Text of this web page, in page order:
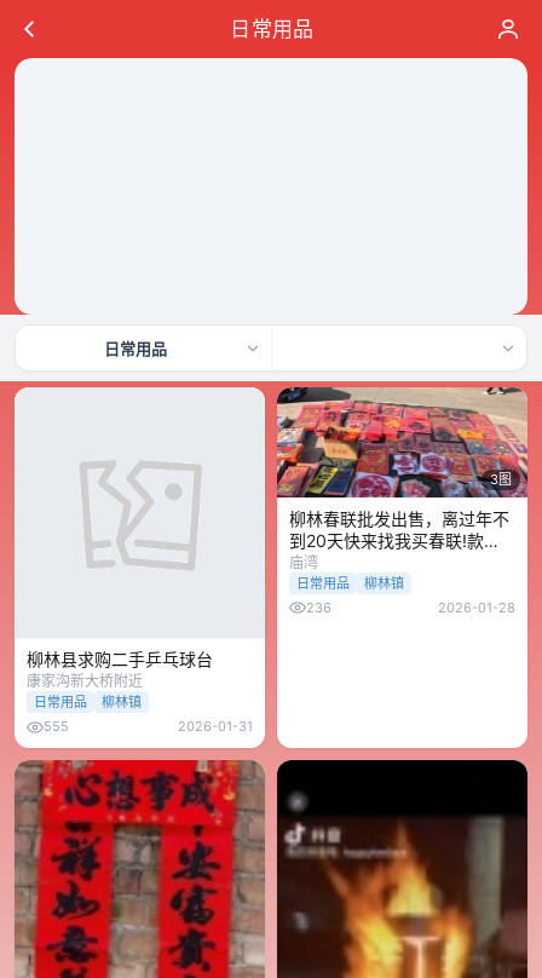
日常用品
日常用品
柳林县求购二手乒乓球台
康家沟新大桥附近
日常用品
柳林镇
555
2026-01-31
3图
柳林春联批发出售，离过年不
到20天快来找我买春联!款式
多
庙湾
日常用品
柳林镇
236
2026-01-28